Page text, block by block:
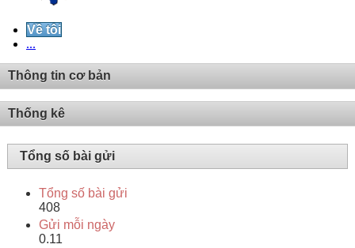
Về tôi
...
Thông tin cơ bản
Thống kê
Tổng số bài gửi
Tổng số bài gửi
408
Gửi mỗi ngày
0.11